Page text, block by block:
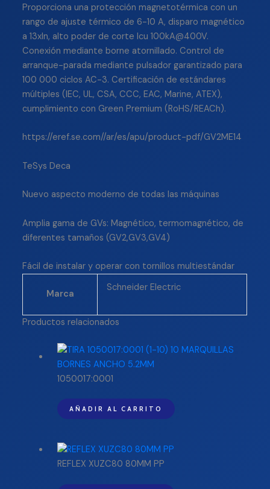
Proporciona una protección magnetotérmica con un
rango de ajuste térmico de 6-10 A, disparo magnético
a 13xIn, alto poder de corte Icu 100kA@400V.
Conexión mediante borne atornillado. Control de
arranque-parada mediante pulsador garantizado para
100 000 ciclos AC-3. Certificación de estándares
múltiples (IEC, UL, CSA, CCC, EAC, Marine, ATEX),
cumplimiento con Green Premium (RoHS/REACh).
https://eref.se.com//ar/es/apu/product-pdf/GV2ME14
TeSys Deca
Nuevo aspecto moderno de todas las máquinas
Amplia gama de GVs: Magnético, termomagnético, de
diferentes tamaños (GV2,GV3,GV4)
Fácil de instalar y operar con tornillos multiestándar
Marca
Schneider Electric
Productos relacionados
1050017:0001
AÑADIR AL CARRITO
REFLEX XUZC80 80MM PP